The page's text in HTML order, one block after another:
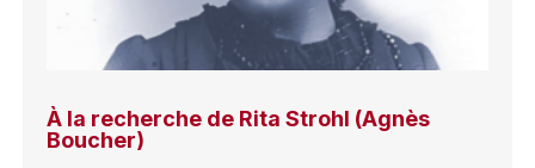
À la recherche de Rita Strohl (Agnès
Boucher)